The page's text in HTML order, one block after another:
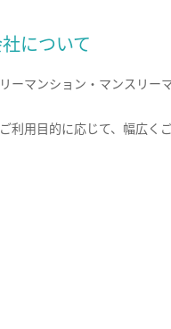
について
ーマンション・マンスリー
利用目的に応じて、幅広く